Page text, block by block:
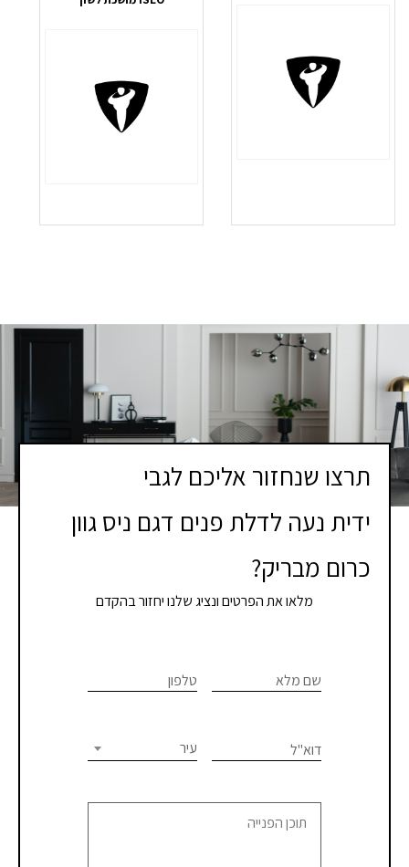
תרצו שנחזור אליכם לגבי
ידית נעה לדלת פנים דגם ניס גוון
כרום מבריק?
מלאו את הפרטים ונציג שלנו יחזור בהקדם
פגישת
או
הצעת
שם מלא טלפון
דוא"ל עיר
are
this
field